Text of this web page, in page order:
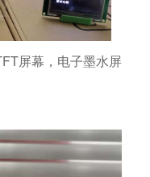
屏幕，电子墨水屏